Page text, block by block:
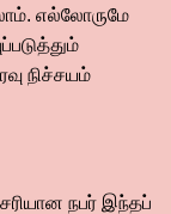
எல்லோருமே
நிச்சயம்
நபர் இந்தப்